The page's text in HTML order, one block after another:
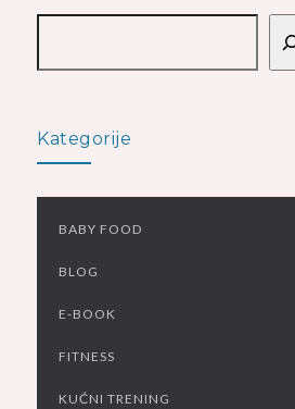
Pretraga
Kategorije
BABY FOOD
BLOG
E-BOOK
FITNESS
KUĆNI TRENING